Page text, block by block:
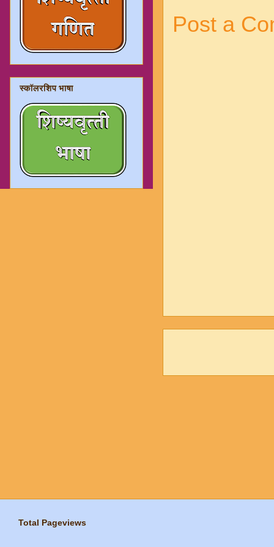
Post a
स्कॉलरशिप भाषा
Total Pageviews